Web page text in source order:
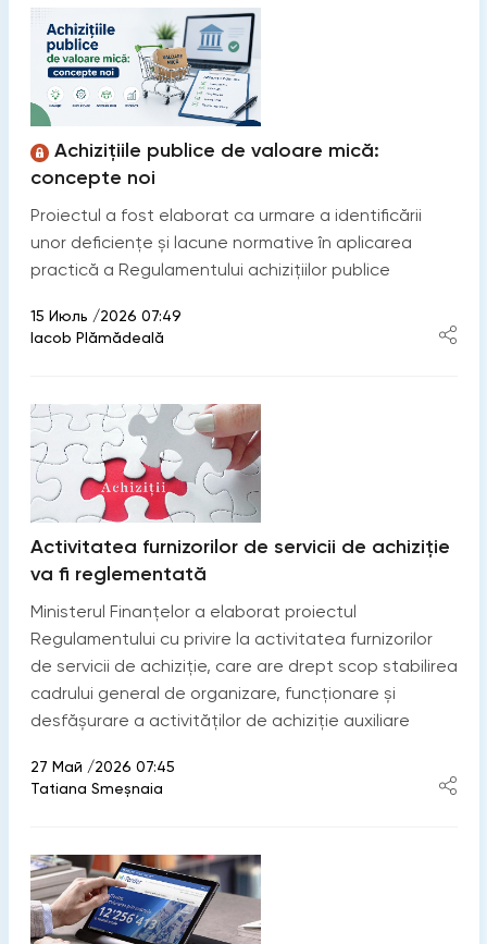
Achizițiile publice de valoare mică:
concepte noi
Proiectul a fost elaborat ca urmare a identificării
unor deficiențe și lacune normative în aplicarea
practică a Regulamentului achizițiilor publice
15 Июль /2026 07:49
Iacob Plămădeală
Activitatea furnizorilor de servicii de achiziție
va fi reglementată
Ministerul Finanțelor a elaborat proiectul
Regulamentului cu privire la activitatea furnizorilor
de servicii de achiziție, care are drept scop stabilirea
cadrului general de organizare, funcționare și
desfășurare a activităților de achiziție auxiliare
27 Май /2026 07:45
Tatiana Smeșnaia